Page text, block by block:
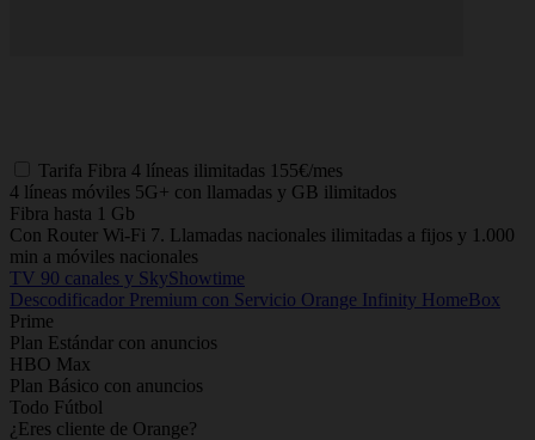
Tarifa Fibra 4 líneas ilimitadas 155€/mes
4 líneas móviles 5G+ con llamadas y GB ilimitados
Fibra hasta 1 Gb
Con Router Wi-Fi 7. Llamadas nacionales ilimitadas a fijos y 1.000
min a móviles nacionales
TV 90 canales y SkyShowtime
Descodificador Premium con Servicio Orange Infinity HomeBox
Prime
Plan Estándar con anuncios
HBO Max
Plan Básico con anuncios
Todo Fútbol
¿Eres cliente de Orange?